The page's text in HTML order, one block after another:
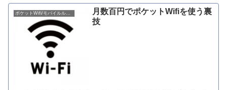
ポケットWifi/モバイルルーター
月数百円でポケットWifiを使う裏
技